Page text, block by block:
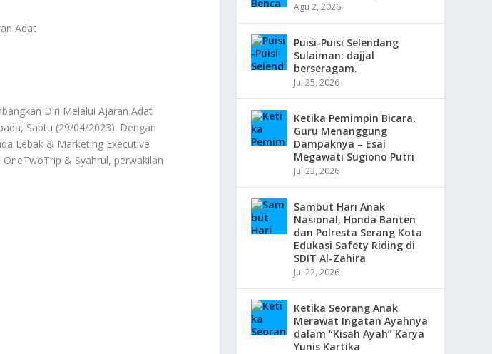
Diri Melalui Ajaran Adat
Sabtu (29/04/2023). Dengan
Lebak & Marketing Executive
& Syahrul, perwakilan
Agu 2, 2026
Puisi-Puisi Selendang
Sulaiman: dajjal
berseragam.
Jul 25, 2026
Ketika Pemimpin Bicara,
Guru Menanggung
Dampaknya – Esai
Megawati Sugiono Putri
Jul 23, 2026
Sambut Hari Anak
Nasional, Honda Banten
dan Polresta Serang Kota
Edukasi Safety Riding di
SDIT Al-Zahira
Jul 22, 2026
Ketika Seorang Anak
Merawat Ingatan Ayahnya
dalam “Kisah Ayah” Karya
Yunis Kartika